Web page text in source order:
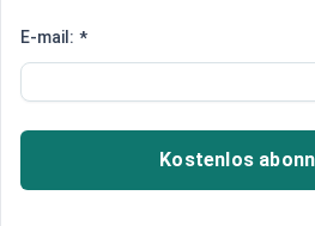
Kindergeld
Wussten Sie, dass Sie
Monate rückwirkend erhalten
sowohl für Ihr erstes Kind
E-mail: *
Kostenlos